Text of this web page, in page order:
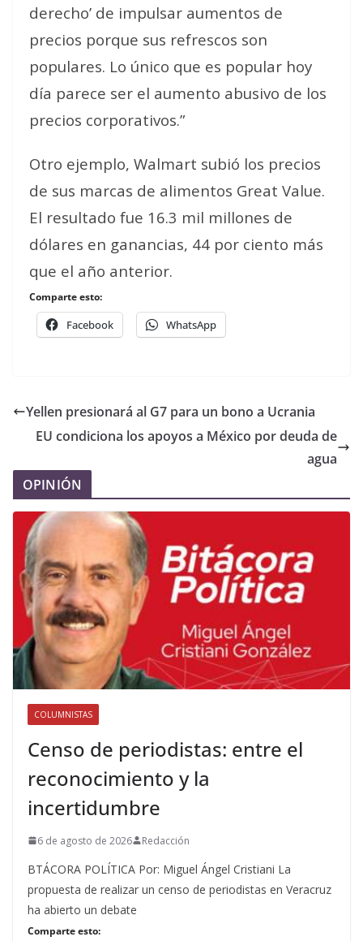
derecho’ de impulsar aumentos de
precios porque sus refrescos son
populares. Lo único que es popular hoy
día parece ser el aumento abusivo de los
precios corporativos.”
Otro ejemplo, Walmart subió los precios
de sus marcas de alimentos Great Value.
El resultado fue 16.3 mil millones de
dólares en ganancias, 44 por ciento más
que el año anterior.
Comparte esto:
Facebook WhatsApp
Yellen presionará al G7 para un bono a Ucrania
EU condiciona los apoyos a México por deuda de
agua
OPINIÓN
COLUMNISTAS
Censo de periodistas: entre el
reconocimiento y la
incertidumbre
6 de agosto de 2026 Redacción
BTÁCORA POLÍTICA Por: Miguel Ángel Cristiani La
propuesta de realizar un censo de periodistas en Veracruz
ha abierto un debate
Comparte esto: